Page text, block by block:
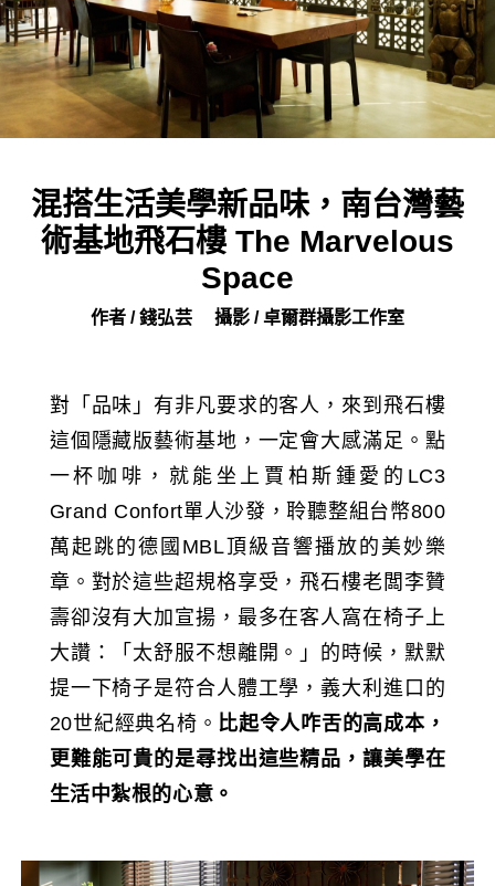
混搭生活美學新品味，南台灣藝
術基地飛石樓 The Marvelous
Space
作者 / 錢弘芸 攝影 / 卓爾群攝影工作室
對「品味」有非凡要求的客人，來到飛石樓
這個隱藏版藝術基地，一定會大感滿足。點
一杯咖啡，就能坐上賈柏斯鍾愛的LC3
Grand Confort單人沙發，聆聽整組台幣800
萬起跳的德國MBL頂級音響播放的美妙樂
章。對於這些超規格享受，飛石樓老闆李贊
壽卻沒有大加宣揚，最多在客人窩在椅子上
大讚：「太舒服不想離開。」的時候，默默
提一下椅子是符合人體工學，義大利進口的
20世紀經典名椅。 比起令人咋舌的高成本，
更難能可貴的是尋找出這些精品，讓美學在
生活中紮根的心意。